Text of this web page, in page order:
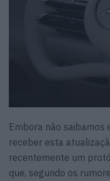
Embora não saibamos
receber esta
recentemente um
que, segundo os